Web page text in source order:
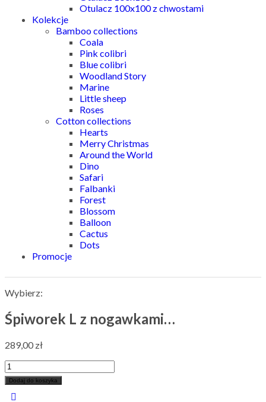
Otulacz 100x100 z chwostami
Kolekcje
Bamboo collections
Coala
Pink colibri
Blue colibri
Woodland Story
Marine
Little sheep
Roses
Cotton collections
Hearts
Merry Christmas
Around the World
Dino
Safari
Falbanki
Forest
Blossom
Balloon
Cactus
Dots
Promocje
Wybierz:
Śpiworek L z nogawkami…
289,00 zł
Dodaj do koszyka